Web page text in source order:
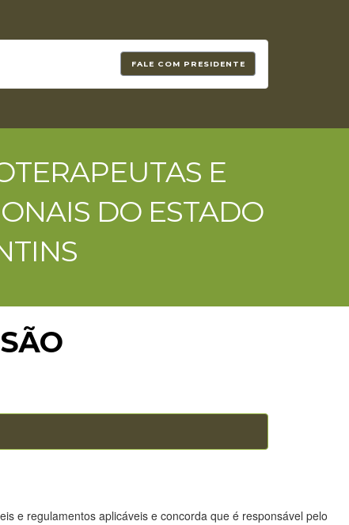
FALE COM PRESIDENTE
E
DO ESTADO
e regulamentos aplicáveis ​​e concorda que é responsável pelo